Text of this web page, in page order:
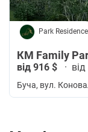
Park Residence
КМ Family
від 916 $ ·
Буча, вул.